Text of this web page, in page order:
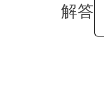
解答